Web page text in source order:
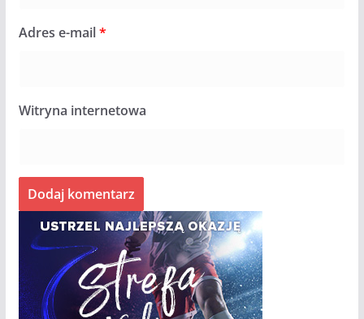
Adres e-mail*
Witryna internetowa